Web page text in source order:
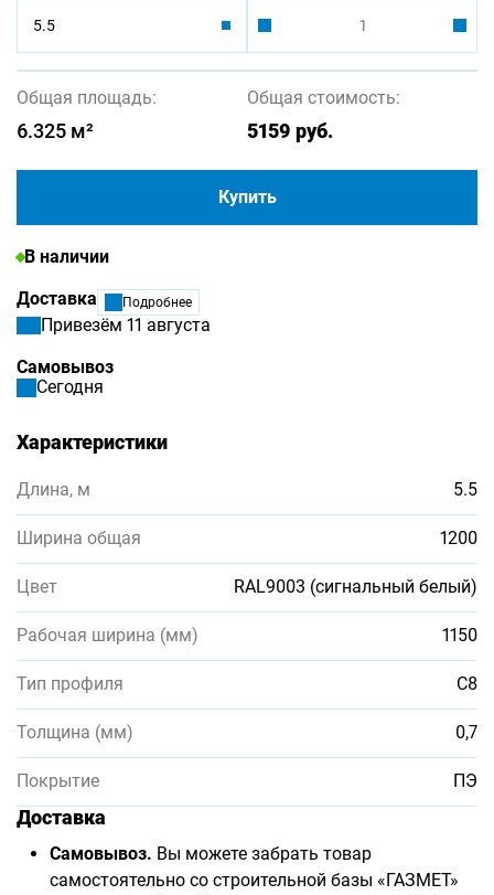
5.5
Общая площадь:
6.325 м²
Общая стоимость:
5159 руб.
Купить
В наличии
Доставка
Подробнее
Привезём 11 августа
Самовывоз
Сегодня
Характеристики
Длина, м 5.5
Ширина общая 1200
Цвет RAL9003 (сигнальный белый)
Рабочая ширина (мм) 1150
Тип профиля С8
Толщина (мм) 0,7
Покрытие ПЭ
Доставка
Самовывоз. Вы можете забрать товар
самостоятельно со строительной базы «ГАЗМЕТ»